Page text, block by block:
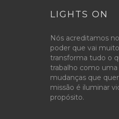
LIGHTS ON
Nós acreditamos
poder que vai
transforma tudo o
trabalho como uma
mudanças que
missão é iluminar
propósito.